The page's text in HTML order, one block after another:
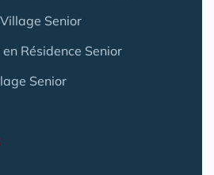
Senior
Résidence Senior
Senior